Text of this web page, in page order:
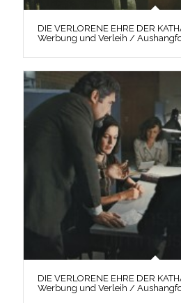
DIE VERLORENE EHRE DER
Werbung und Verleih /
DIE VERLORENE EHRE DER
Werbung und Verleih /